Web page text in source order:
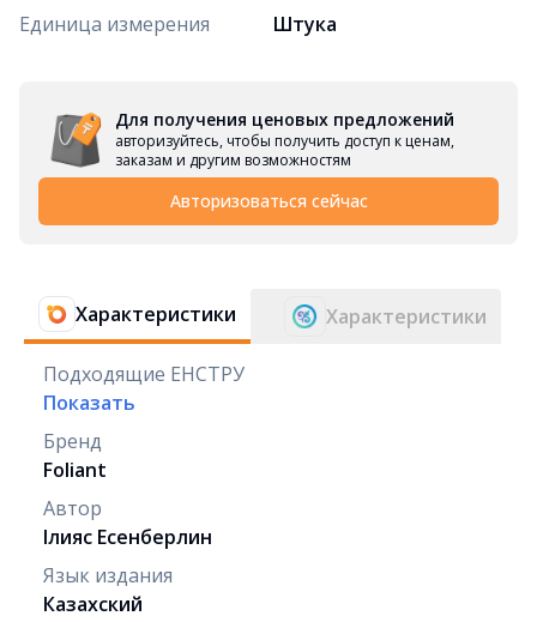
Единица измерения
Штука
Для получения ценовых предложений
авторизуйтесь, чтобы получить доступ к ценам,
заказам и другим возможностям
Авторизоваться сейчас
Характеристики Характеристики
Подходящие ЕНСТРУ
Показать
Бренд
Foliant
Автор
Ілияс Есенберлин
Язык издания
Казахский